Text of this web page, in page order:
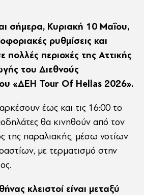
σήμερα, Κυριακή 10 Μαΐου,
ρυθμίσεις και
πολλές περιοχές της Αττικής
του Διεθνούς
«ΔΕΗ Tour Of Hellas 2026».
έως και τις 16:00 το
θα κινηθούν από τον
της παραλιακής, μέσω νοτίων
με τερματισμό στην
κλειστοί είναι μεταξύ